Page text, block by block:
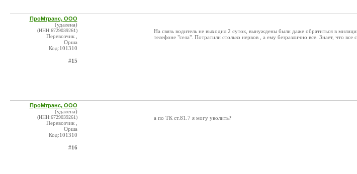
ПроМтранс, ООО
(удалена)
(ИНН:6729039261)
Перевозчик ,
Орша
Код:101310
#15
На связь водитель не выходил 2 суток, вынуждены были даже обратиться в
телефоне "села". Потратили столько нервов , а ему безразлично все. Знает, что
ПроМтранс, ООО
(удалена)
(ИНН:6729039261)
Перевозчик ,
Орша
Код:101310
#16
а по ТК ст.81.7 я могу уволить?